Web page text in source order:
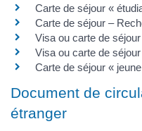
Carte de séjour «
Carte de séjour –
Visa ou carte de
Visa ou carte de
Carte de séjour «
Document de
étranger